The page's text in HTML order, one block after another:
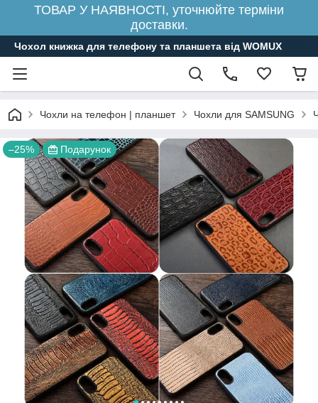
ТОВАР У НАЯВНОСТІ, уточнюйте терміни
доставки.
Чохол книжка для телефону та планшета від WOMUX
Чохли на телефон | планшет Чохли для SAMSUNG
–25% Подарунок